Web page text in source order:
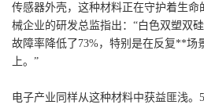
传感器外壳，这种材料正在守护着生
械企业的研发总监指出：“白色双塑双
故障率降低了73%，特别是在反复**场
上。”
电子产业同样从这种材料中获益匪浅。